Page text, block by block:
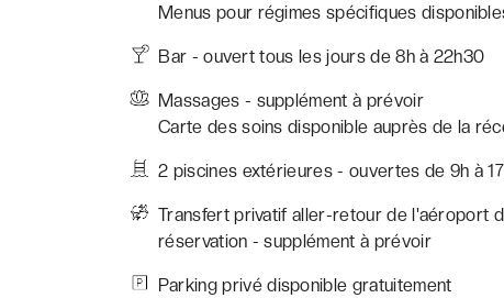
Menus pour régimes spécifiques
Bar - ouvert tous les jours de 8h à 22h30
Massages - supplément à prévoir
Carte des soins disponible auprès de la
2 piscines extérieures - ouvertes de 9h à
Transfert privatif aller-retour de l'aéroport
réservation - supplément à prévoir
Parking privé disponible gratuitement